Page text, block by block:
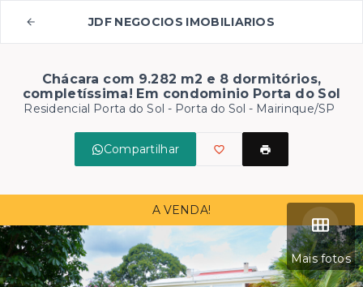
JDF NEGOCIOS IMOBILIARIOS
Chácara com 9.282 m2 e 8 dormitórios,
completíssima! Em condominio Porta do Sol
Residencial Porta do Sol - Porta do Sol - Mairinque/SP
Compartilhar
Mais fotos
A VENDA!